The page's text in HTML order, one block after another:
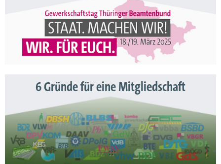
6 Gründe für eine Mitgliedschaft